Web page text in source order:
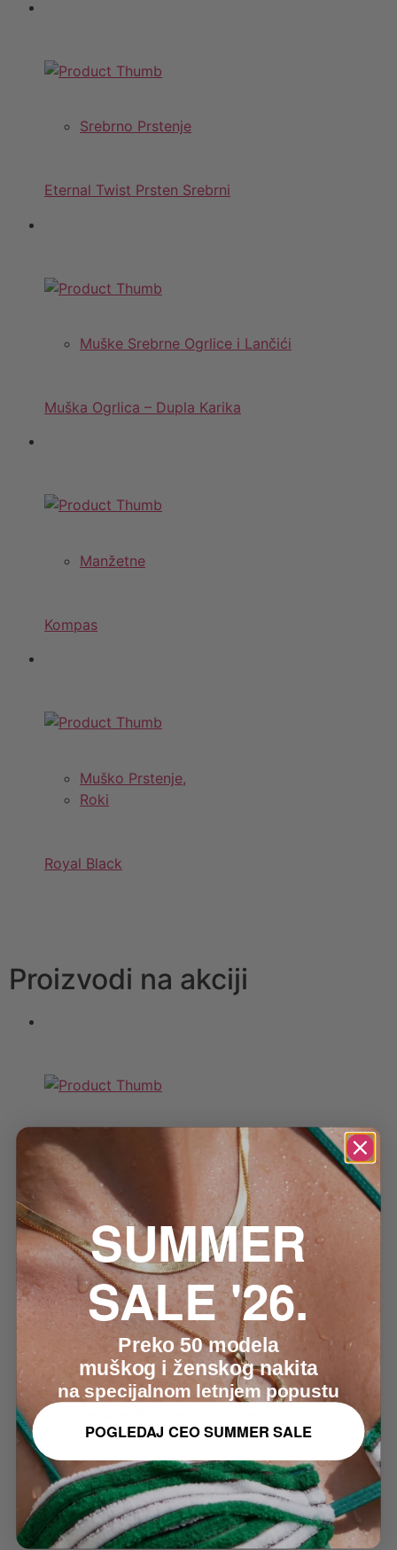
Srebrno Prstenje
Eternal Twist Prsten Srebrni
Muške Srebrne Ogrlice i Lančići
Muška Ogrlica – Dupla Karika
Manžetne
Kompas
Muško Prstenje,
Roki
Royal Black
Proizvodi na akciji
Krilo Andjela
8.490RSDOriginal price was:
8.490RSD.7.290RSDCurrent price is: 7.290RSD.
Zmijica
8.490RSDOriginal price was:
8.490RSD.6.890RSDCurrent price is: 6.890RSD.
SUMMER
SALE '26.
Preko 50 modela
muškog i ženskog nakita
na specijalnom letnjem popustu
POGLEDAJ CEO SUMMER SALE